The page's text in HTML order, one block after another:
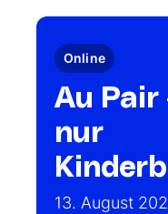
Online
Au Pair
nur
13. August